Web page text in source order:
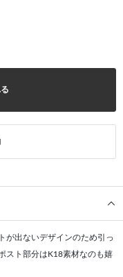
が出ないデザインのため引っ
スト部分はK18素材なのも嬉